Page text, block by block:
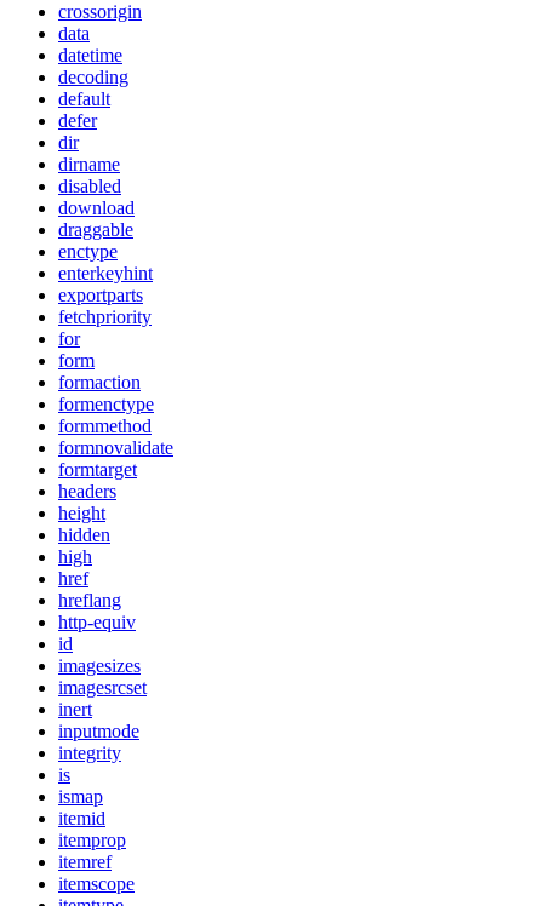
crossorigin
data
datetime
decoding
default
defer
dir
dirname
disabled
download
draggable
enctype
enterkeyhint
exportparts
fetchpriority
for
form
formaction
formenctype
formmethod
formnovalidate
formtarget
headers
height
hidden
high
href
hreflang
http-equiv
id
imagesizes
imagesrcset
inert
inputmode
integrity
is
ismap
itemid
itemprop
itemref
itemscope